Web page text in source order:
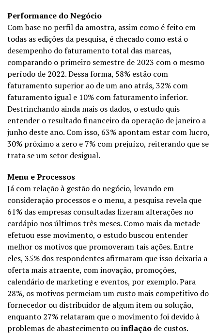
Performance do Negócio
Com base no perfil da amostra, assim como é feito em
todas as edições da pesquisa, é checado como está o
desempenho do faturamento total das marcas,
comparando o primeiro semestre de 2023 com o mesmo
período de 2022. Dessa forma, 58% estão com
faturamento superior ao de um ano atrás, 32% com
faturamento igual e 10% com faturamento inferior.
Destrinchando ainda mais os dados, o estudo quis
entender o resultado financeiro da operação de janeiro a
junho deste ano. Com isso, 63% apontam estar com lucro,
30% próximo a zero e 7% com prejuízo, reiterando que se
trata se um setor desigual.
Menu e Processos
Já com relação à gestão do negócio, levando em
consideração processos e o menu, a pesquisa revela que
61% das empresas consultadas fizeram alterações no
cardápio nos últimos três meses. Como mais da metade
efetuou esse movimento, o estudo buscou entender
melhor os motivos que promoveram tais ações. Entre
eles, 35% dos respondentes afirmaram que isso deixaria a
oferta mais atraente, com inovação, promoções,
calendário de marketing e eventos, por exemplo. Para
28%, os motivos permeiam um custo mais competitivo do
fornecedor ou distribuidor de algum item ou solução,
enquanto 27% relataram que o movimento foi devido à
problemas de abastecimento ouinflação de custos.